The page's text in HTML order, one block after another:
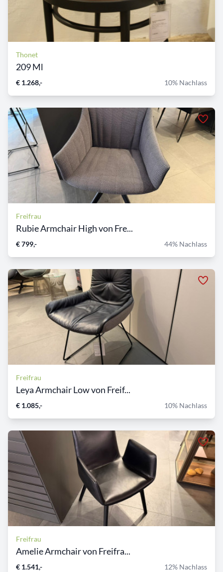
Thonet
209 Ml
€ 1.268,- 10% Nachlass
Freifrau
Rubie Armchair High von Fre...
€ 799,- 44% Nachlass
Freifrau
Leya Armchair Low von Freif...
€ 1.085,- 10% Nachlass
Freifrau
Amelie Armchair von Freifra...
€ 1.541,- 12% Nachlass